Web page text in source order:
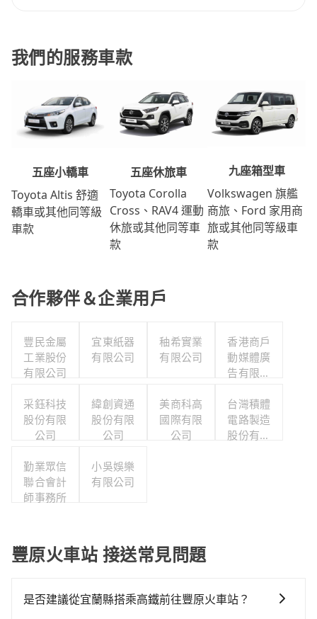
我們的服務車款
五座小轎車
Toyota Altis 舒適
轎車或其他同等級
車款
五座休旅車
Toyota Corolla
Cross、RAV4 運動
休旅或其他同等車
款
九座箱型車
Volkswagen 旗艦
商旅、Ford 家用商
旅或其他同等級車
款
合作夥伴＆企業用戶
豐民金屬
工業股份
有限公司
宜東紙器
有限公司
秞希實業
有限公司
香港商戶
動媒體廣
告有限公
公司
采鈺科技
股份有限
公司
緯創資通
股份有限
公司
美商科高
國際有限
公司
台灣積體
電路製造
股份有限
勤業眾信
聯合會計
師事務所
小吳娛樂
有限公司
豐原火車站 接送常見問題
是否建議從宜蘭縣搭乘高鐵前往豐原火車站？